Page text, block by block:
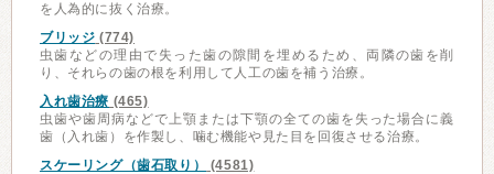
を人為的に抜く治療。
ブリッジ (774)
虫歯などの理由で失った歯の隙間を埋めるため、両隣の歯を削
り、それらの歯の根を利用して人工の歯を補う治療。
入れ歯治療 (465)
虫歯や歯周病などで上顎または下顎の全ての歯を失った場合に義
歯（入れ歯）を作製し、噛む機能や見た目を回復させる治療。
スケーリング（歯石取り）
(4581)